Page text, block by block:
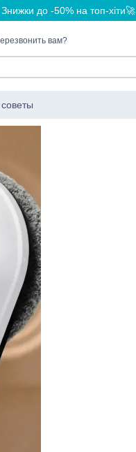
до -50% на топ-хіти🚀
вам?